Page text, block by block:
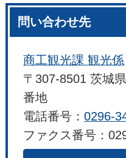
問い合わせ先
商工観光課 観光係
〒307-8501 茨城
番地
電話番号：0296-
ファクス番号：